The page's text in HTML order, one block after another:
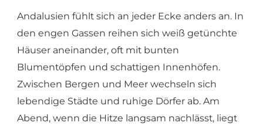
Andalusien fühlt sich an jeder Ecke anders an. In
den engen Gassen reihen sich weiß getünchte
Häuser aneinander, oft mit bunten
Blumentöpfen und schattigen Innenhöfen.
Zwischen Bergen und Meer wechseln sich
lebendige Städte und ruhige Dörfer ab. Am
Abend, wenn die Hitze langsam nachlässt, liegt